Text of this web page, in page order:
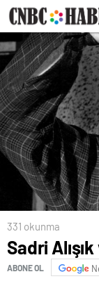
331 okunma
Sadri
ABONE OL